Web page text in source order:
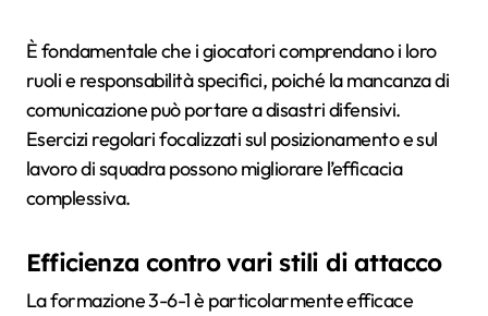
È fondamentale che i giocatori comprendano i loro
ruoli e responsabilità specifici, poiché la mancanza di
comunicazione può portare a disastri difensivi.
Esercizi regolari focalizzati sul posizionamento e sul
lavoro di squadra possono migliorare l’efficacia
complessiva.
Efficienza contro vari stili di attacco
La formazione 3-6-1 è particolarmente efficace